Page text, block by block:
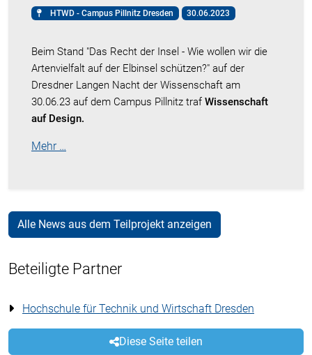
HTWD - Campus Pillnitz Dresden 30.06.2023
Beim Stand "Das Recht der Insel - Wie wollen wir die
Artenvielfalt auf der Elbinsel schützen?" auf der
Dresdner Langen Nacht der Wissenschaft am
30.06.23 auf dem Campus Pillnitz traf Wissenschaft
auf Design.
Mehr …
Alle News aus dem Teilprojekt anzeigen
Beteiligte Partner
Hochschule für Technik und Wirtschaft Dresden
Diese Seite teilen